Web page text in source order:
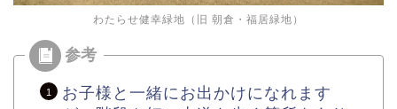
わたらせ健幸緑地（旧 朝倉・福居緑地）
お子様と一緒にお出かけになれます